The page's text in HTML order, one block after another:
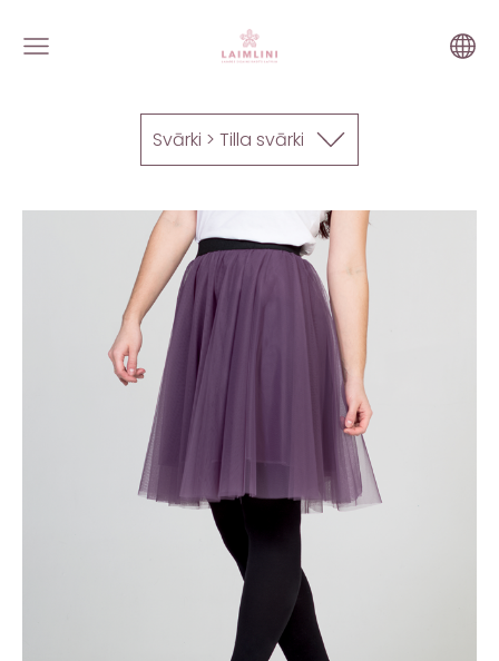
Svārki > Tilla svārki